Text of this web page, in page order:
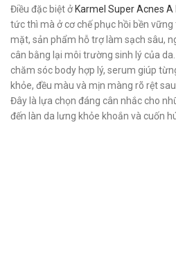
Điều đặc biệt ở Karmel Super Acnes A
tức thì mà ở cơ chế phục hồi bền
mặt, sản phẩm hỗ trợ làm sạch sâu,
cân bằng lại môi trường sinh lý của
chăm sóc body hợp lý, serum giúp
khỏe, đều màu và mịn màng rõ rệt
Đây là lựa chọn đáng cân nhắc cho
đến làn da lưng khỏe khoắn và cuốn